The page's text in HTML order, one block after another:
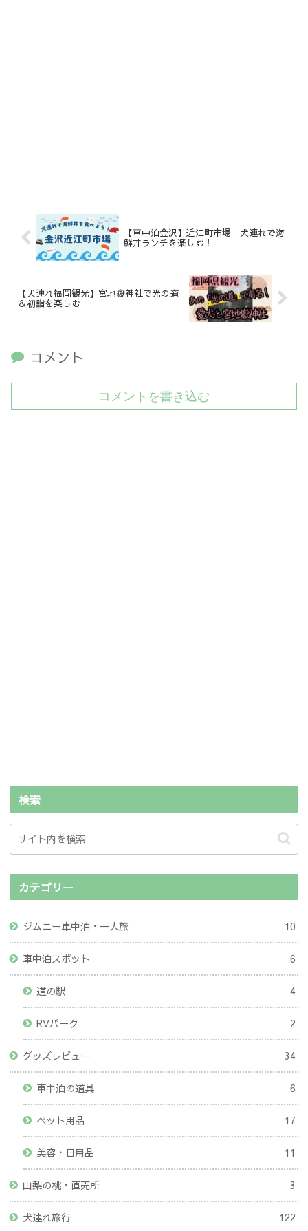
【車中泊金沢】近江町市場 犬連れで海
鮮丼ランチを楽しむ！
【犬連れ福岡観光】宮地嶽神社で光の道
＆初詣を楽しむ
コメント
コメントを書き込む
検索
カテゴリー
ジムニー車中泊・一人旅 10
車中泊スポット 6
道の駅 4
RVパーク 2
グッズレビュー 34
車中泊の道具 6
ペット用品 17
美容・日用品 11
山梨の桃・直売所 3
犬連れ旅行 122